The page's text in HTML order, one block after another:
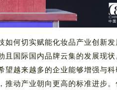
如何切实赋能化妆品产业创新
国际国内品牌云集的发展现状
越来越多的企业能够增强与
动产业朝向更高的标准进步